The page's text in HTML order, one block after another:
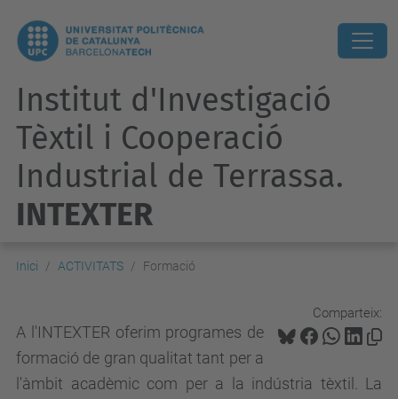
Institut d'Investigació
Tèxtil i Cooperació
Industrial de Terrassa.
INTEXTER
Inici ACTIVITATS Formació
Comparteix:
A l'INTEXTER oferim programes de
formació de gran qualitat tant per a
l'àmbit acadèmic com per a la indústria tèxtil. La